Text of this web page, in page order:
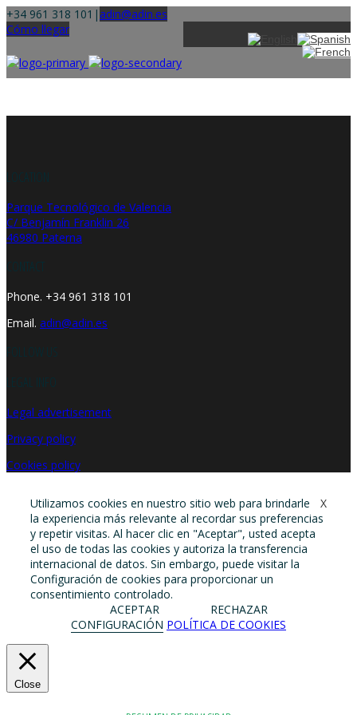
+34 961 318 101 |adin@adin.es
Cómo llegar
LOCATION
Parque Tecnológico de Valencia
C/ Benjamín Franklin 26
46980 Paterna
CONTACT
Phone. +34 961 318 101
Email. adin@adin.es
FOLLOW US
LEGAL INFO
Legal advertisement
Privacy policy
Cookies policy
X
Utilizamos cookies en nuestro sitio web para brindarle
la experiencia más relevante al recordar sus preferencias
y repetir visitas. Al hacer clic en "Aceptar", usted acepta
el uso de todas las cookies y autoriza la transferencia
internacional de datos. Sin embargo, puede visitar la
Configuración de cookies para proporcionar un
consentimiento controlado.
ACEPTAR
RECHAZAR
CONFIGURACIÓN POLÍTICA DE COOKIES
Close